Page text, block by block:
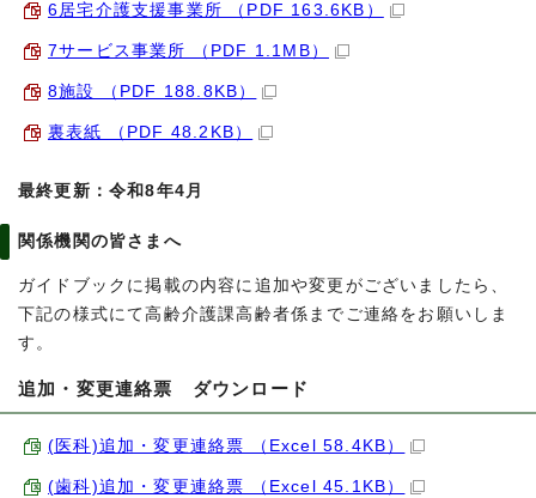
6居宅介護支援事業所 （PDF 163.6KB）
7サービス事業所 （PDF 1.1MB）
8施設 （PDF 188.8KB）
裏表紙 （PDF 48.2KB）
最終更新：令和8年4月
関係機関の皆さまへ
ガイドブックに掲載の内容に追加や変更がございましたら、
下記の様式にて高齢介護課高齢者係までご連絡をお願いしま
す。
追加・変更連絡票 ダウンロード
(医科)追加・変更連絡票 （Excel 58.4KB）
(歯科)追加・変更連絡票 （Excel 45.1KB）